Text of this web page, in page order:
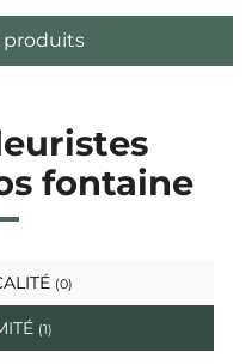
produits
fontaine
(0)
(1)